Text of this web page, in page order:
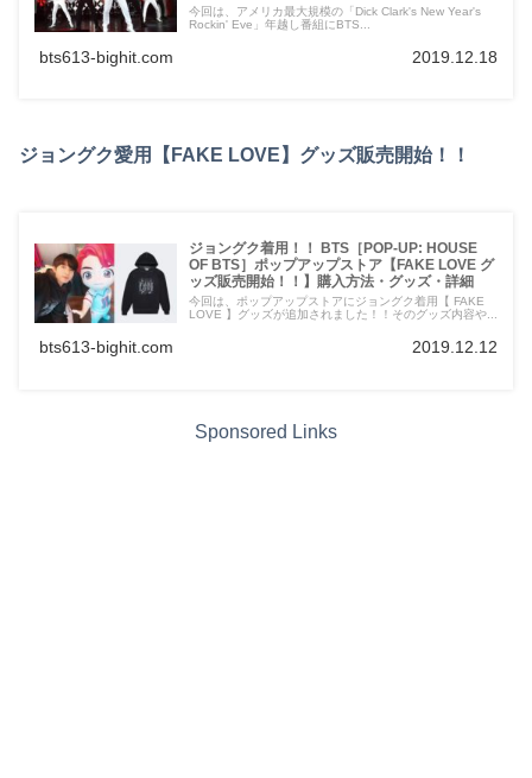
今回は、アメリカ最大規模の「Dick Clark's New Year's
Rockin' Eve」年越し番組にBTS...
bts613-bighit.com 2019.12.18
ジョングク愛用【FAKE LOVE】グッズ販売開始！！
ジョングク着用！！ BTS［POP-UP: HOUSE
OF BTS］ポップアップストア【FAKE LOVE グ
ッズ販売開始！！】購入方法・グッズ・詳細
今回は、ポップアップストアにジョングク着用【 FAKE
LOVE 】グッズが追加されました！！そのグッズ内容や...
bts613-bighit.com 2019.12.12
Sponsored Links